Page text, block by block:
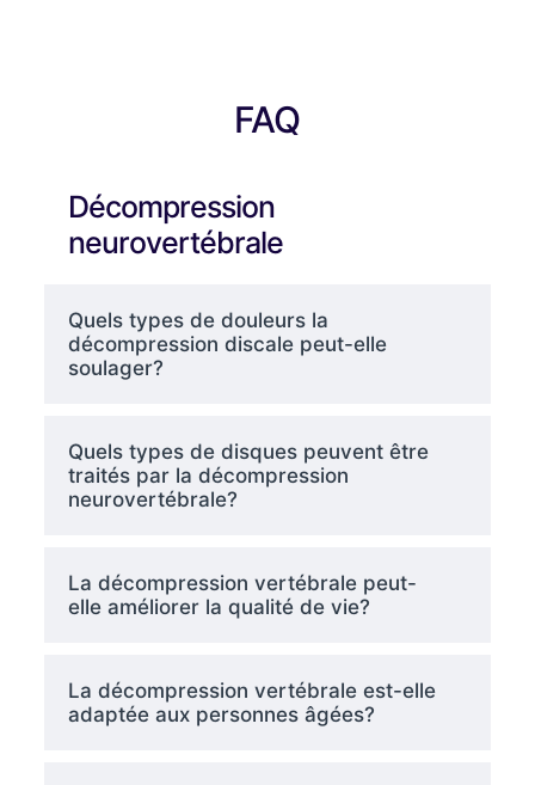
FAQ
Décompression
neurovertébrale
Quels types de douleurs la
décompression discale peut-elle
soulager?
Quels types de disques peuvent être
traités par la décompression
neurovertébrale?
La décompression vertébrale peut-
elle améliorer la qualité de vie?
La décompression vertébrale est-elle
adaptée aux personnes âgées?